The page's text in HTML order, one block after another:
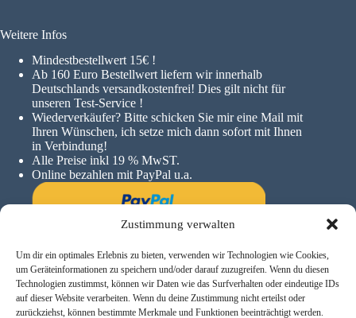
Zustimmung verwalten
Um dir ein optimales Erlebnis zu bieten, verwenden wir Technologien wie Cookies,
um Geräteinformationen zu speichern und/oder darauf zuzugreifen. Wenn du diesen
Technologien zustimmst, können wir Daten wie das Surfverhalten oder eindeutige IDs
auf dieser Website verarbeiten. Wenn du deine Zustimmung nicht erteilst oder
zurückziehst, können bestimmte Merkmale und Funktionen beeinträchtigt werden.
Weitere Infos
Mindestbestellwert 15€ !
Ab 160 Euro Bestellwert liefern wir innerhalb
Deutschlands versandkostenfrei! Dies gilt nicht für
unseren Test-Service !
Wiederverkäufer? Bitte schicken Sie mir eine Mail mit
Ihren Wünschen, ich setze mich dann sofort mit Ihnen
in Verbindung!
Alle Preise inkl 19 % MwST.
Online bezahlen mit PayPal u.a.